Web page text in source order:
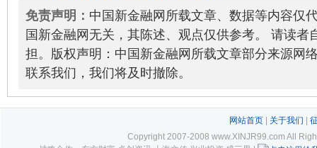
免责声明： 中国新金融网所载文章、数据等内容仅
国新金融网无关，其陈述、观点仅供参考。 请读者
担。版权声明：中国新金融网所载文章部分来源网
联系我们，我们将及时撤除。
网站首页| 关于我们
Copyright 2007-2008 www.XINJR99.com All